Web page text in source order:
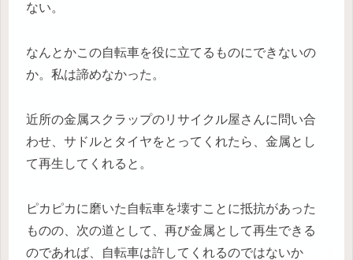
ない。
なんとかこの自転車を役に立てるものにできないの
か。私は諦めなかった。
近所の金属スクラップのリサイクル屋さんに問い合
わせ、サドルとタイヤをとってくれたら、金属とし
て再生してくれると。
ピカピカに磨いた自転車を壊すことに抵抗があった
ものの、次の道として、再び金属として再生できる
のであれば、自転車は許してくれるのではないか